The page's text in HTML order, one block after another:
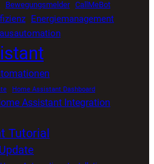
Bewegungsmelder CallMeBot
Energiemanagement
Home Assistant Dashboard
Assistant Integration
Tutorial